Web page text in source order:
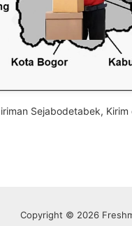
Sejabodetabek,
Copyright © 2026